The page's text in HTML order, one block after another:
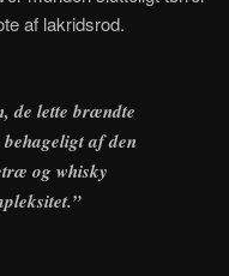
af lakridsrod.
de lette brændte
af den
og whisky